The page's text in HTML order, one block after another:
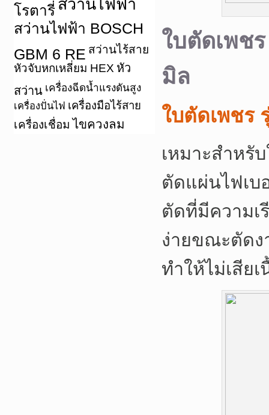
โรตารี่ สว่านไฟฟ้า
สว่านไฟฟ้า BOSCH
GBM 6 RE สว่านไร้สาย
หัวจับหกเหลี่ยม HEX หัว
สว่าน เครื่องฉีดน้ำแรงดันสูง
เครื่องปั่นไฟ เครื่องมือไร้สาย
เครื่องเชื่อม ไขควงลม
ใบตัดเพช
มิล
ใบตัดเพชร
เหมาะสำหรั
ตัดแผ่นไฟเบ
ตัดที่มีความ
ง่ายขณะตัดง
ทำให้ไม่เสีย